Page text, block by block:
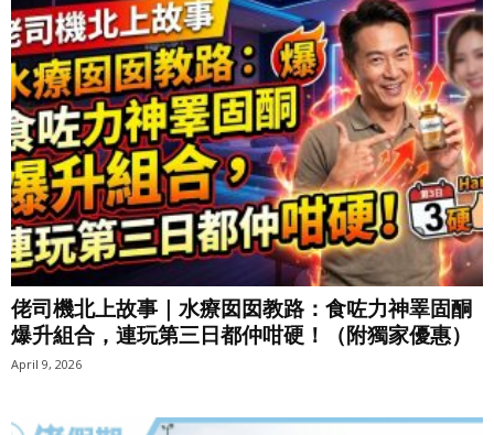
佬司機北上故事｜水療囡囡教路：食咗力神睪固酮
爆升組合，連玩第三日都仲咁硬！（附獨家優惠）
April 9, 2026